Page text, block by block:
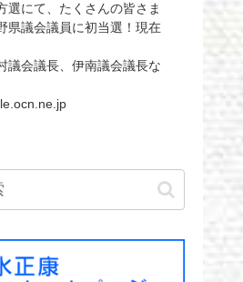
選にて、たくさんの皆さま
県議会議員に初当選！現在
議会議長、伊南議会議長な